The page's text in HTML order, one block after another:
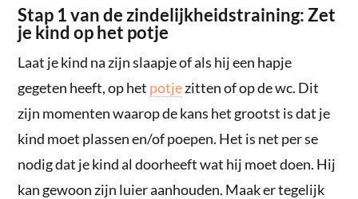
Stap 1 van de zindelijkheidstraining: Zet
je kind op het potje
Laat je kind na zijn slaapje of als hij een hapje
gegeten heeft, op het potjezitten of op de wc. Dit
zijn momenten waarop de kans het grootst is dat je
kind moet plassen en/of poepen. Het is net per se
nodig dat je kind al doorheeft wat hij moet doen. Hij
kan gewoon zijn luier aanhouden. Maak er tegelijk